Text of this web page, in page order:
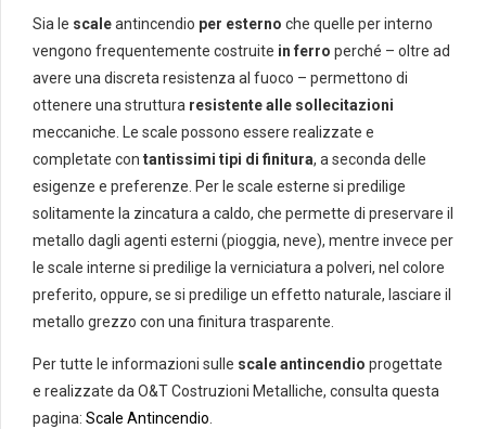
Sia le scaleantincendio per esterno che quelle per interno
vengono frequentemente costruite in ferro perché – oltre ad
avere una discreta resistenza al fuoco – permettono di
ottenere una struttura resistente alle sollecitazioni
meccaniche. Le scale possono essere realizzate e
completate con tantissimi tipi di finitura, a seconda delle
esigenze e preferenze. Per le scale esterne si predilige
solitamente la zincatura a caldo, che permette di preservare il
metallo dagli agenti esterni (pioggia, neve), mentre invece per
le scale interne si predilige la verniciatura a polveri, nel colore
preferito, oppure, se si predilige un effetto naturale, lasciare il
metallo grezzo con una finitura trasparente.
Per tutte le informazioni sulle scale antincendio progettate
e realizzate da O&T Costruzioni Metalliche, consulta questa
pagina: Scale Antincendio.